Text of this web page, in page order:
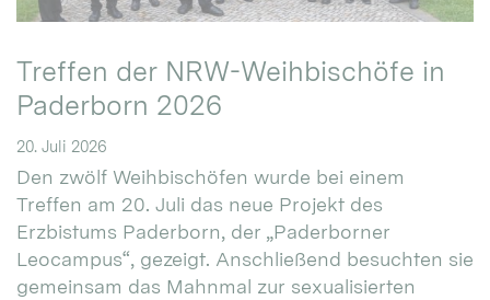
Treffen der NRW-Weihbischöfe in
Paderborn 2026
20. Juli 2026
Den zwölf Weihbischöfen wurde bei einem
Treffen am 20. Juli das neue Projekt des
Erzbistums Paderborn, der „Paderborner
Leocampus“, gezeigt. Anschließend besuchten sie
gemeinsam das Mahnmal zur sexualisierten